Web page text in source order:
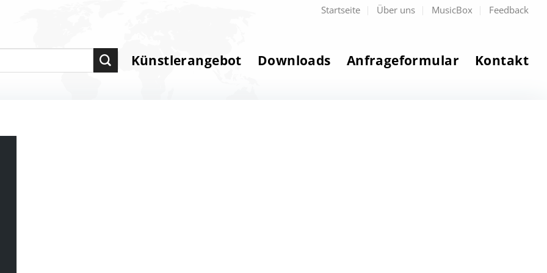
Startseite Über uns MusicBox Feedback
Künstlerangebot Downloads Anfrageformular Kontakt